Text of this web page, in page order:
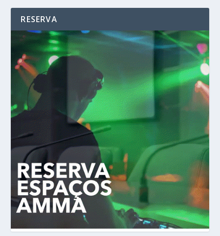
RESERVA